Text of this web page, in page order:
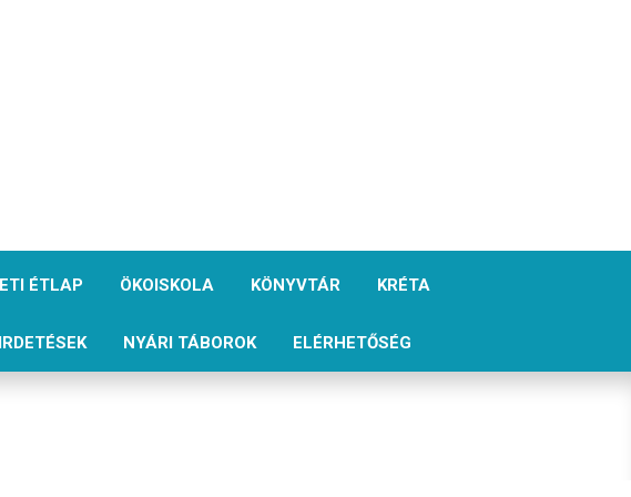
ÉTLAP ÖKOISKOLA KÖNYVTÁR KRÉTA
NYÁRI TÁBOROK ELÉRHETŐSÉG